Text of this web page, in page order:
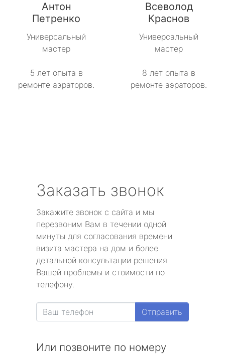
Антон
Петренко
Универсальный
мастер
5 лет опыта в
ремонте аэраторов.
Всеволод
Краснов
Универсальный
мастер
8 лет опыта в
ремонте аэраторов.
Заказать звонок
Закажите звонок с сайта и мы
перезвоним Вам в течении одной
минуты для согласования времени
визита мастера на дом и более
детальной консультации решения
Вашей проблемы и стоимости по
телефону.
Отправить
Или позвоните по номеру